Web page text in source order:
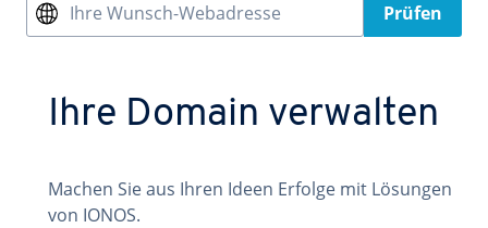
Ihre Wunsch-Webadresse Prüfen
Ihre Domain verwalten
Machen Sie aus Ihren Ideen Erfolge mit Lösungen
von IONOS.